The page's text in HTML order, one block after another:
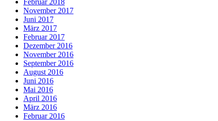
Februar 2018
November 2017
Juni 2017
März 2017
Februar 2017
Dezember 2016
November 2016
September 2016
August 2016
Juni 2016
Mai 2016
April 2016
März 2016
Februar 2016